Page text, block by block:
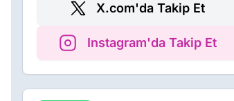
X.com'da Takip Et
Instagram'da Takip Et